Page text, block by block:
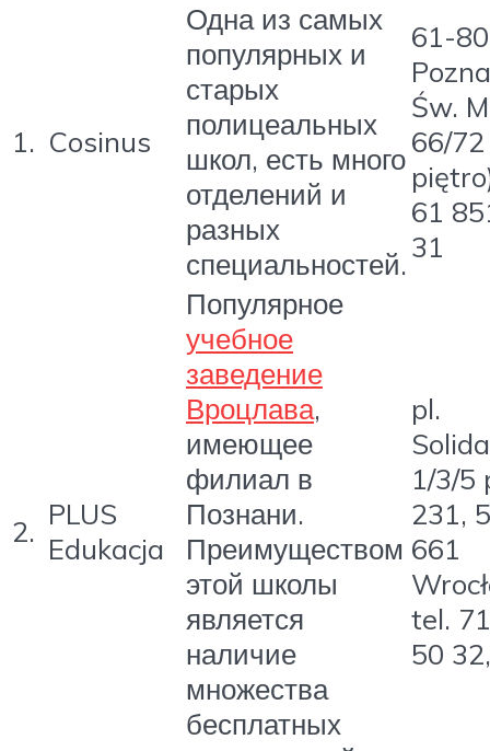
1. Cosinus
Одна из самых
популярных и
старых
полицеальных
школ, есть много
отделений и
разных
специальностей.
61-
Św.
66/72
61
31
2. PLUS
Edukacja
Популярное
учебное
заведение
Вроцлава,
имеющее
филиал в
Познани.
Преимуществом
этой школы
является
наличие
множества
бесплатных
pl.
1/3/5
231,
661
tel.
50 32,